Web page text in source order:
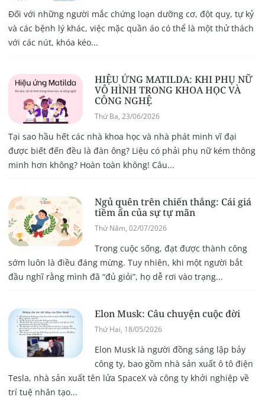
Đối với những người mắc chứng loạn dưỡng cơ, đột quỵ, tự kỷ
và các bệnh lý khác, việc mặc quần áo có thể là một thử thách
với các nút, khóa kéo...
HIỆU ỨNG MATILDA: KHI PHỤ NỮ
VÔ HÌNH TRONG KHOA HỌC VÀ
CÔNG NGHỆ
Thứ Ba, 23/06/2026
Tại sao hầu hết các nhà khoa học và nhà phát minh vĩ đại
được biết đến đều là đàn ông? Liệu có phải phụ nữ kém thông
minh hơn không? Hoàn toàn không! Câu...
Ngủ quên trên chiến thắng: Cái giá
tiềm ẩn của sự tự mãn
Thứ Năm, 02/07/2026
Trong cuộc sống, đạt được thành công
sớm luôn là điều đáng mừng. Tuy nhiên, khi một người bắt
đầu nghĩ rằng mình đã “đủ giỏi”, họ dễ rơi vào trạng...
Elon Musk: Câu chuyện cuộc đời
Thứ Hai, 18/05/2026
Elon Musk là người đồng sáng lập bảy
công ty, bao gồm nhà sản xuất ô tô điện
Tesla, nhà sản xuất tên lửa SpaceX và công ty khởi nghiệp về
trí tuệ nhân tạo...